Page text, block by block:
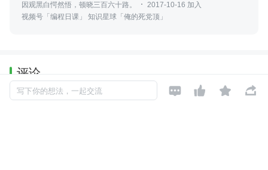
因观黑白愕然悟，顿晓三百六十路。
2017-10-16 加入
视频号「编程日课」 知识星球「俺的死党顶」
评论
写下你的想法，一起交流    